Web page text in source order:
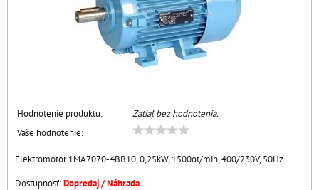
Hodnotenie produktu:
Zatiaľ bez hodnotenia.
Vaše hodnotenie:
Elektromotor 1MA7070-4BB10, 0,25kW, 1500ot/min, 400/230V, 50Hz
Dostupnosť:Dopredaj / Náhrada